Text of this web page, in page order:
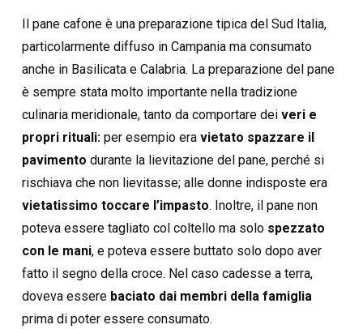
Il pane cafone è una preparazione tipica del Sud Italia,
particolarmente diffuso in Campania ma consumato
anche in Basilicata e Calabria. La preparazione del pane
è sempre stata molto importante nella tradizione
culinaria meridionale, tanto da comportare dei veri e
propri rituali:per esempio era vietato spazzare il
pavimento durante la lievitazione del pane, perché si
rischiava che non lievitasse; alle donne indisposte era
vietatissimo toccare l’impasto. Inoltre, il pane non
poteva essere tagliato col coltello ma solo spezzato
con le mani, e poteva essere buttato solo dopo aver
fatto il segno della croce. Nel caso cadesse a terra,
doveva esserebaciato dai membri della famiglia
prima di poter essere consumato.